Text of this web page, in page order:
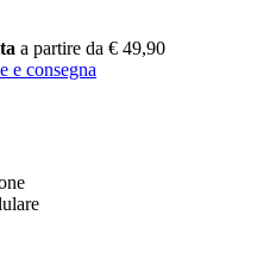
a partire da € 49,90
e consegna